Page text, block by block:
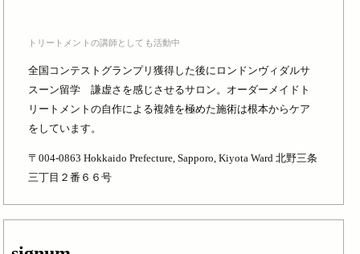
トリートメントの講師としても活動中
全国コンテストグランプリ獲得した後にロンドンヴィダルサ
スーン留学 謙虚さを感じさせるサロン。オーダーメイドト
リートメントの自作による複雑を極めた施術は根本からケア
をしています。
〒004-0863 Hokkaido Prefecture, Sapporo, Kiyota Ward 北野三条
三丁目２番６６号